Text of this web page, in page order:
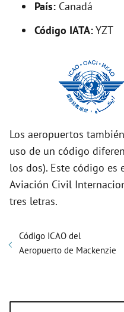
País: Canadá
Código IATA:YZT
Los aeropuertos
uso de un código
los dos). Este código es
Aviación Civil
tres letras.
Código ICAO del
Aeropuerto de Mackenzie